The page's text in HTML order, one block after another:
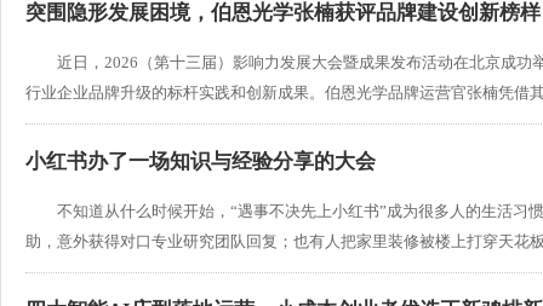
突围隐形发展困境，伯恩光学张楠获评品牌建设创新榜样
近日，2026（第十三届）影响力发展大会暨成果发布活动在北京成
行业企业品牌升级的标杆实践和创新成果。伯恩光学品牌运营官张楠凭借
小红书办了一场知识与经验分享的大会
不知道从什么时候开始，“遇事不决先上小红书”成为很多人的生活
助，意外获得对口专业研究团队回复；也有人把家里装修被楼上打穿天花